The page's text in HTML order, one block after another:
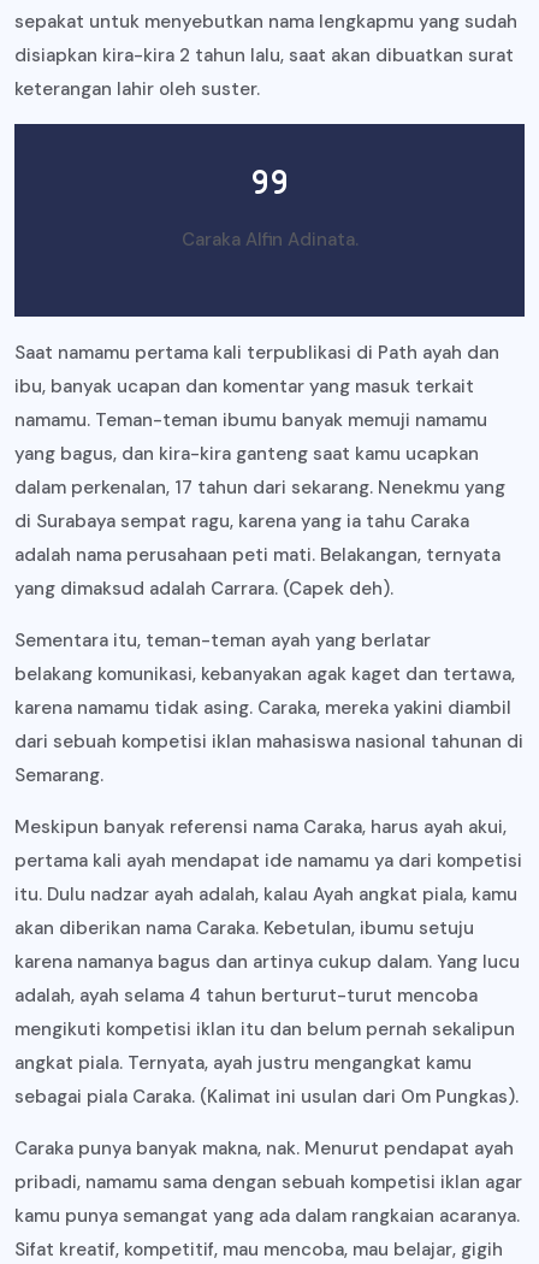
sepakat untuk menyebutkan nama lengkapmu yang sudah
disiapkan kira-kira 2 tahun lalu, saat akan dibuatkan surat
keterangan lahir oleh suster.
Caraka Alfin Adinata.
Saat namamu pertama kali terpublikasi di Path ayah dan
ibu, banyak ucapan dan komentar yang masuk terkait
namamu. Teman-teman ibumu banyak memuji namamu
yang bagus, dan kira-kira ganteng saat kamu ucapkan
dalam perkenalan, 17 tahun dari sekarang. Nenekmu yang
di Surabaya sempat ragu, karena yang ia tahu Caraka
adalah nama perusahaan peti mati. Belakangan, ternyata
yang dimaksud adalah Carrara. (Capek deh).
Sementara itu, teman-teman ayah yang berlatar
belakang komunikasi, kebanyakan agak kaget dan tertawa,
karena namamu tidak asing. Caraka, mereka yakini diambil
dari sebuah kompetisi iklan mahasiswa nasional tahunan di
Semarang.
Meskipun banyak referensi nama Caraka, harus ayah akui,
pertama kali ayah mendapat ide namamu ya dari kompetisi
itu. Dulu nadzar ayah adalah, kalau Ayah angkat piala, kamu
akan diberikan nama Caraka. Kebetulan, ibumu setuju
karena namanya bagus dan artinya cukup dalam. Yang lucu
adalah, ayah selama 4 tahun berturut-turut mencoba
mengikuti kompetisi iklan itu dan belum pernah sekalipun
angkat piala. Ternyata, ayah justru mengangkat kamu
sebagai piala Caraka. (Kalimat ini usulan dari Om Pungkas).
Caraka punya banyak makna, nak. Menurut pendapat ayah
pribadi, namamu sama dengan sebuah kompetisi iklan agar
kamu punya semangat yang ada dalam rangkaian acaranya.
Sifat kreatif, kompetitif, mau mencoba, mau belajar, gigih